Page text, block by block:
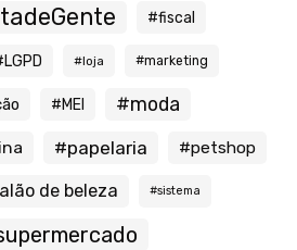
#fiscal
#loja #marketing
#MEI #moda
#papelaria #petshop
de beleza #sistema